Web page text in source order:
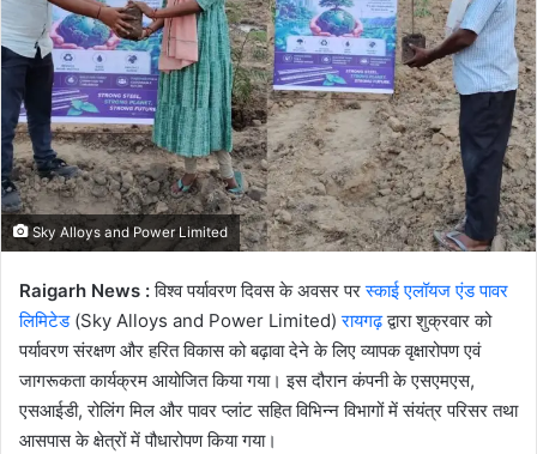
Sky Alloys and Power Limited
Raigarh News :विश्व पर्यावरण दिवस के अवसर परस्काई एलॉयज एंड पावर
लिमिटेड(Sky Alloys and Power Limited)रायगढ़द्वारा शुक्रवार को
पर्यावरण संरक्षण और हरित विकास को बढ़ावा देने के लिए व्यापक वृक्षारोपण एवं
जागरूकता कार्यक्रम आयोजित किया गया। इस दौरान कंपनी के एसएमएस,
एसआईडी, रोलिंग मिल और पावर प्लांट सहित विभिन्न विभागों में संयंत्र परिसर तथा
आसपास के क्षेत्रों में पौधारोपण किया गया।